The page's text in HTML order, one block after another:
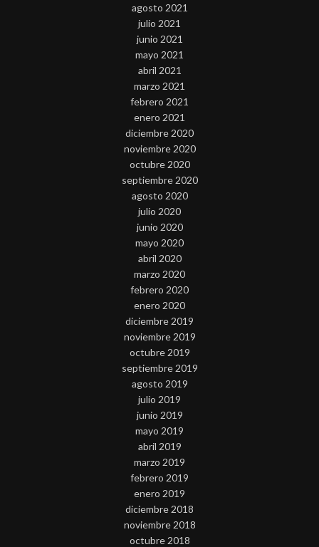
agosto 2021
julio 2021
junio 2021
mayo 2021
abril 2021
marzo 2021
febrero 2021
enero 2021
diciembre 2020
noviembre 2020
octubre 2020
septiembre 2020
agosto 2020
julio 2020
junio 2020
mayo 2020
abril 2020
marzo 2020
febrero 2020
enero 2020
diciembre 2019
noviembre 2019
octubre 2019
septiembre 2019
agosto 2019
julio 2019
junio 2019
mayo 2019
abril 2019
marzo 2019
febrero 2019
enero 2019
diciembre 2018
noviembre 2018
octubre 2018